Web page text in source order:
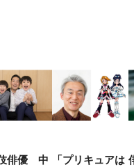
俳優 中
「プリキュアは